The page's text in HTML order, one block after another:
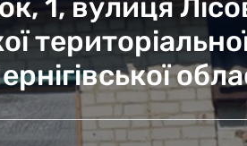
1, вулиця